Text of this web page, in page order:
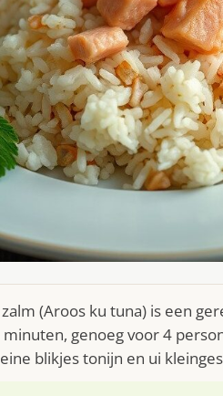
(Aroos ku tuna) is een
genoeg voor 4
blikjes tonijn en ui